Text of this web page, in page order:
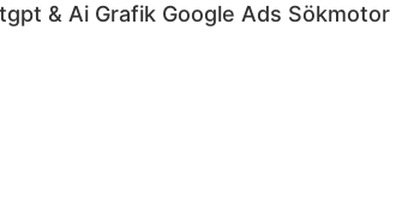
& Ai Grafik Google Ads Sökmotor